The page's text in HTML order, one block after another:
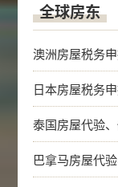
全球房东
澳洲房屋税务
日本房屋税务
泰国房屋代验
巴拿马房屋代